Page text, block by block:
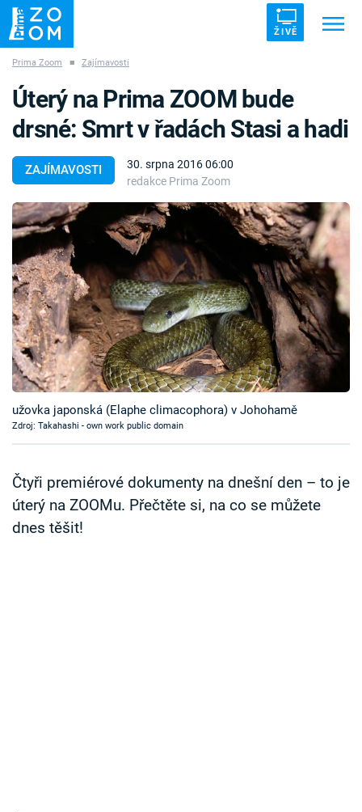
ŽIVĚ
ZÁHADY VETŘELCI DÁVNOVĚKU
Témata
Témata
Pořady
TV Program
Časopis
Sledujte prima+
Sledujte nás
Prima Zoom ■ Zajímavosti
ZAJÍMAVOSTI
30. srpna 2016 06:00
redakce Prima Zoom
Úterý na Prima ZOOM bude
drsné: Smrt v řadách Stasi a hadi
užovka japonská (Elaphe climacophora) v Johohamě
Zdroj: Takahashi - own work public domain
Čtyři premiérové dokumenty na dnešní den – to je
úterý na ZOOMu. Přečtěte si, na co se můžete
dnes těšit!